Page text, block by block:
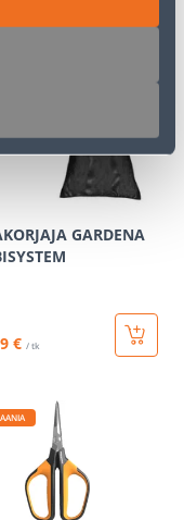
€ / tk
GARDENA
€ / tk